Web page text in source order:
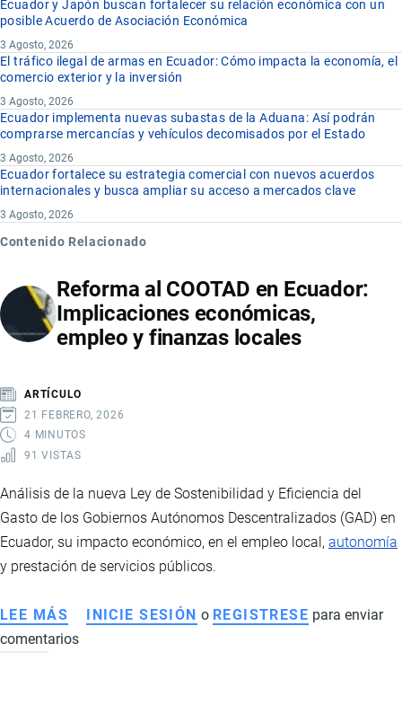
Ecuador y Japón buscan fortalecer su relación económica con un
posible Acuerdo de Asociación Económica
3 Agosto, 2026
El tráfico ilegal de armas en Ecuador: Cómo impacta la economía, el
comercio exterior y la inversión
3 Agosto, 2026
Ecuador implementa nuevas subastas de la Aduana: Así podrán
comprarse mercancías y vehículos decomisados por el Estado
3 Agosto, 2026
Ecuador fortalece su estrategia comercial con nuevos acuerdos
internacionales y busca ampliar su acceso a mercados clave
3 Agosto, 2026
Contenido Relacionado
Reforma al COOTAD en Ecuador:
Implicaciones económicas,
empleo y finanzas locales
ARTÍCULO
21 FEBRERO, 2026
4 MINUTOS
91 VISTAS
Análisis de la nueva Ley de Sostenibilidad y Eficiencia del
Gasto de los Gobiernos Autónomos Descentralizados (GAD) en
Ecuador, su impacto económico, en el empleo local, autonomía
y prestación de servicios públicos.
LEE MÁS SOBRE
REFORMA
INICIE SESIÓN o REGISTRESE para enviar
comentarios